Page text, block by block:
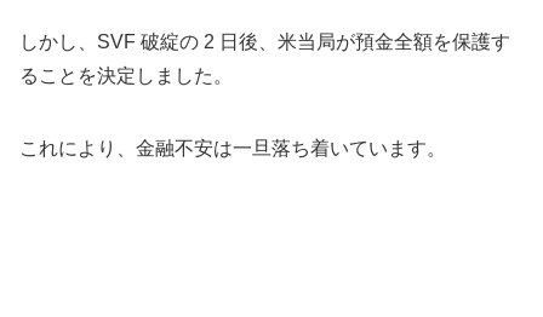
しかし、SVF 破綻の 2 日後、米当局が預金全額を保護す
ることを決定しました。
これにより、金融不安は一旦落ち着いています。